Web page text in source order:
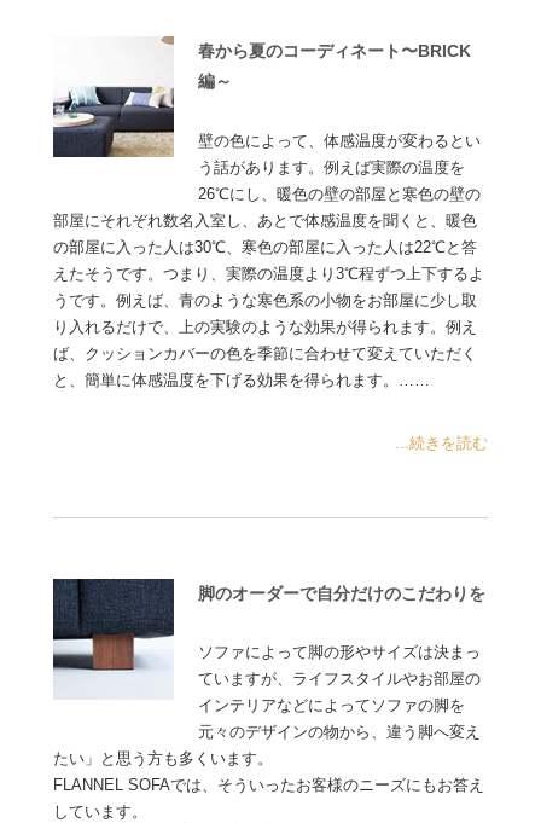
春から夏のコーディネート〜BRICK
編～
壁の色によって、体感温度が変わるとい
う話があります。例えば実際の温度を
26℃にし、暖色の壁の部屋と寒色の壁の
部屋にそれぞれ数名入室し、あとで体感温度を聞くと、暖色
の部屋に入った人は30℃、寒色の部屋に入った人は22℃と答
えたそうです。つまり、実際の温度より3℃程ずつ上下するよ
うです。例えば、青のような寒色系の小物をお部屋に少し取
り入れるだけで、上の実験のような効果が得られます。例え
ば、クッションカバーの色を季節に合わせて変えていただく
と、簡単に体感温度を下げる効果を得られます。……
...続きを読む
脚のオーダーで自分だけのこだわりを
ソファによって脚の形やサイズは決まっ
ていますが、ライフスタイルやお部屋の
インテリアなどによってソファの脚を
元々のデザインの物から、違う脚へ変え
たい」と思う方も多くいます。
FLANNEL SOFAでは、そういったお客様のニーズにもお答え
しています。